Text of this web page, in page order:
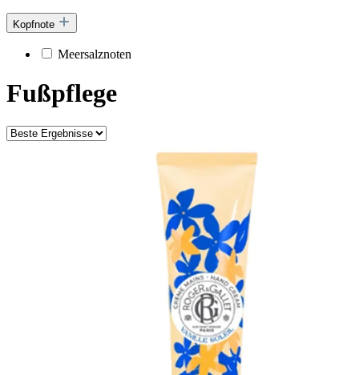
Kopfnote
Meersalznoten
Fußpflege